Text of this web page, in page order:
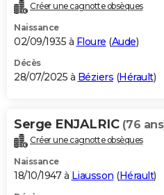
Destinations
City break
Voyage nature
Voyage de noces
Forum
Climat
+PHOTO
GUIDES D'ACHAT
BONS PLANS
Carte de Noël
Carte Bonne année
Carte Saint-Valentin
Carte Pâques
Carte d'anniversaire
DICTIONNAIRE
Dictionnaire
Biographies
Citations
Expressions
Proverbes
PROGRAMME TV
Créer une cagnotte obsèques
Naissance
02/09/1935 à Floure (Aude)
Décès
28/07/2025 à Béziers (Hérault)
Serge ENJALRIC (76
Créer une cagnotte obsèques
Naissance
18/10/1947 à Liausson (Hérault)